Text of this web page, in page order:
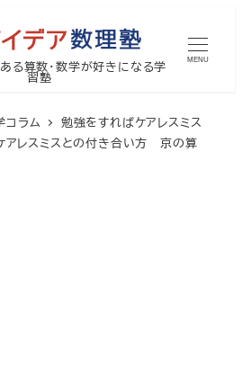
る算数・数学が好きになる学
習塾
MENU
コラム
勉強をすればケアレスミス
レスミスとの付き合い方 京の算